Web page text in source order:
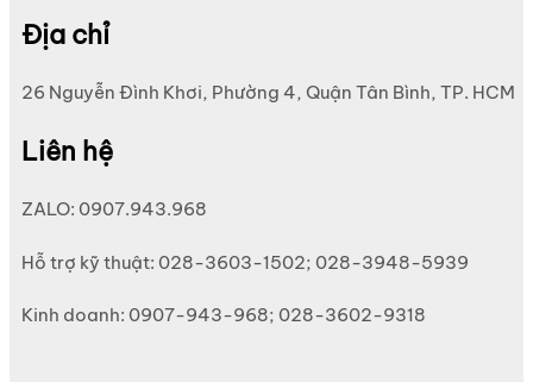
Địa chỉ
26 Nguyễn Đình Khơi, Phường 4, Quận Tân Bình, TP. HCM
Liên hệ
ZALO: 0907.943.968
Hỗ trợ kỹ thuật: 028-3603-1502; 028-3948-5939
Kinh doanh: 0907-943-968; 028-3602-9318